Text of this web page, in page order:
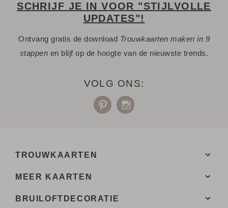
SCHRIJF JE IN VOOR "STIJLVOLLE
UPDATES"!
Ontvang gratis de download Trouwkaarten maken in 9
stappen en blijf op de hoogte van de nieuwste trends.
VOLG ONS:
TROUWKAARTEN
MEER KAARTEN
BRUILOFTDECORATIE